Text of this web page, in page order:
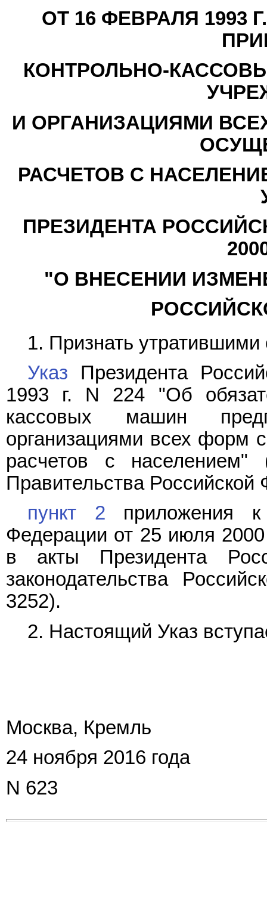
ОТ 16 ФЕВРАЛЯ 1993
КОНТРОЛЬНО-
И ОРГАНИЗАЦИЯМИ
РАСЧЕТОВ С
ПРЕЗИДЕНТА
"О ВНЕСЕНИИ
1. Признать утратившими
Указ Президента
1993 г. N 224 "Об
кассовых машин
организациями всех форм
расчетов с населением"
Правительства
пункт 2 приложения к
Федерации от 25 июля
в акты Президента
законодательства
3252).
2. Настоящий Указ
Москва, Кремль
24 ноября 2016 года
N 623